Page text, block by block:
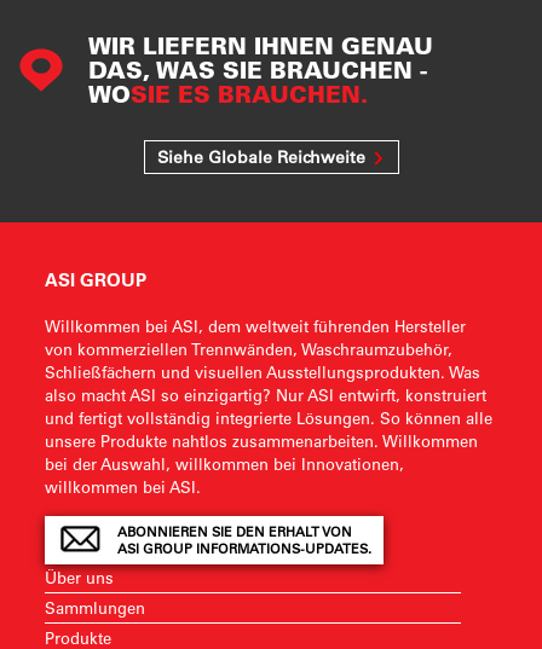
WIR LIEFERN IHNEN GENAU
DAS, WAS SIE BRAUCHEN -
WOSIE ES BRAUCHEN.
Siehe Globale Reichweite
ASI GROUP
Willkommen bei ASI, dem weltweit führenden Hersteller
von kommerziellen Trennwänden, Waschraumzubehör,
Schließfächern und visuellen Ausstellungsprodukten. Was
also macht ASI so einzigartig? Nur ASI entwirft, konstruiert
und fertigt vollständig integrierte Lösungen. So können alle
unsere Produkte nahtlos zusammenarbeiten. Willkommen
bei der Auswahl, willkommen bei Innovationen,
willkommen bei ASI.
ABONNIEREN SIE DEN ERHALT VON
ASI GROUP INFORMATIONS-UPDATES.
Über uns
Sammlungen
Produkte